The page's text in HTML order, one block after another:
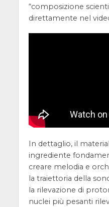
“composizione
direttamente nel
In dettaglio, il
ingrediente
creare melodia e
la traiettoria della
la rilevazione di
nuclei più pesanti